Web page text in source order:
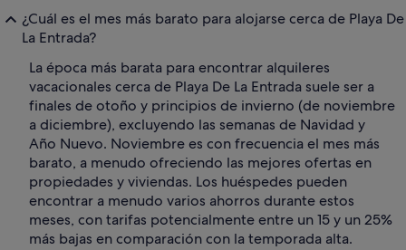
¿Cuál es el mes más barato para alojarse cerca de Playa De
La Entrada?
La época más barata para encontrar alquileres
vacacionales cerca de Playa De La Entrada suele ser a
finales de otoño y principios de invierno (de noviembre
a diciembre), excluyendo las semanas de Navidad y
Año Nuevo. Noviembre es con frecuencia el mes más
barato, a menudo ofreciendo las mejores ofertas en
propiedades y viviendas. Los huéspedes pueden
encontrar a menudo varios ahorros durante estos
meses, con tarifas potencialmente entre un 15 y un 25%
más bajas en comparación con la temporada alta.